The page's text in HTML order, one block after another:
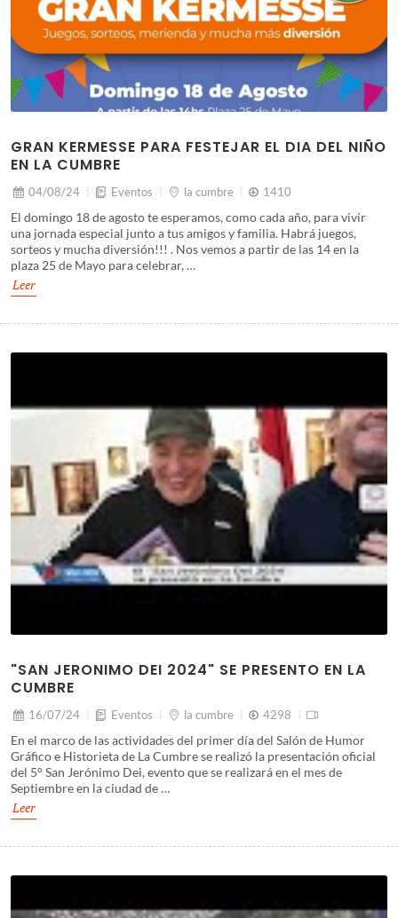
GRAN KERMESSE PARA FESTEJAR EL DIA DEL NIÑO
EN LA CUMBRE
04/08/24 Eventos la cumbre 1410
El domingo 18 de agosto te esperamos, como cada año, para vivir
una jornada especial junto a tus amigos y familia. Habrá juegos,
sorteos y mucha diversión!!! . Nos vemos a partir de las 14 en la
plaza 25 de Mayo para celebrar, …
Leer
"SAN JERONIMO DEI 2024" SE PRESENTO EN LA
CUMBRE
16/07/24 Eventos la cumbre 4298
En el marco de las actividades del primer día del Salón de Humor
Gráfico e Historieta de La Cumbre se realizó la presentación oficial
del 5° San Jerónimo Dei, evento que se realizará en el mes de
Septiembre en la ciudad de …
Leer